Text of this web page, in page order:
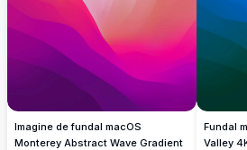
Imagine de fundal macOS
Monterey Abstract Wave Gradient
Fundal
Valley